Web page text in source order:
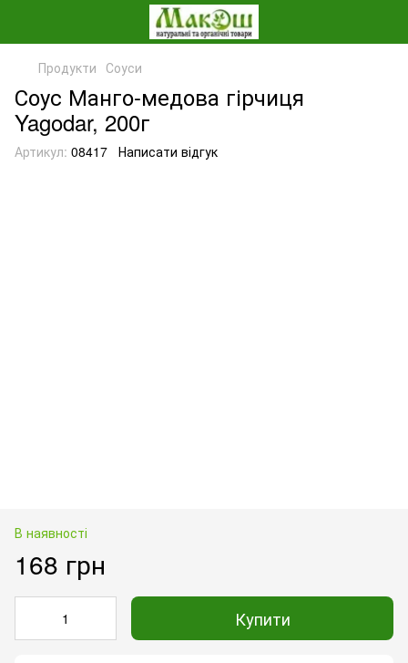
Продукти Соуси
Соус Манго-медова гірчиця
Yagodar, 200г
Артикул: 08417 Написати відгук
В наявності
168 грн
Купити